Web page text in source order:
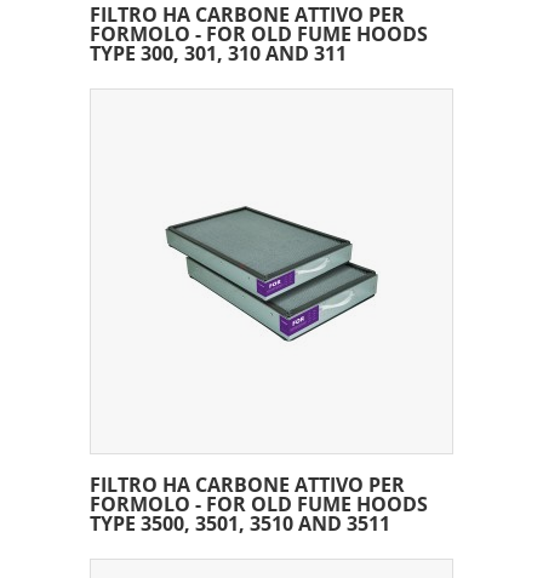
FILTRO HA CARBONE ATTIVO PER
FORMOLO - FOR OLD FUME HOODS
TYPE 300, 301, 310 AND 311
FILTRO HA CARBONE ATTIVO PER
FORMOLO - FOR OLD FUME HOODS
TYPE 3500, 3501, 3510 AND 3511